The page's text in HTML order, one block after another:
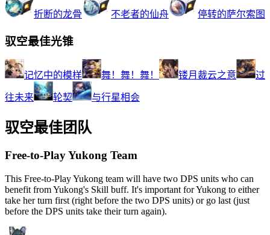
折断的龙骨 不老者的仙舟 停转的萨尔索图
驭空最佳光锥
记忆中的模样 舞！舞！舞！ 镂月裁云之意 过
往未来 轮契 与行星相会
驭空最佳团队
Free-to-Play Yukong Team
This Free-to-Play Yukong team will have two DPS units who can
benefit from Yukong's Skill buff. It's important for Yukong to either
take her turn first (right before the two DPS units) or go last (just
before the DPS units take their turn again).